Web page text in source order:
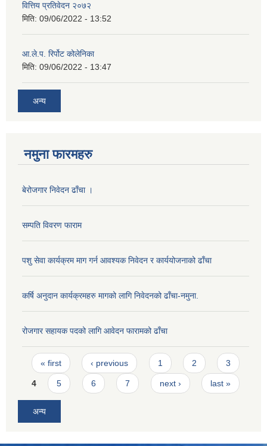
वित्तिय प्रतिवेदन २०७२
मिति: 09/06/2022 - 13:52
आ.ले.प. रिर्पोट कोलेनिका
मिति: 09/06/2022 - 13:47
अन्य
नमुना फारमहरु
बेरोजगार निवेदन ढाँचा ।
सम्पति विवरण फाराम
पशु सेवा कार्यक्रम माग गर्न आवश्यक निवेदन र कार्ययोजनाको ढाँचा
कर्षि अनुदान कार्यक्रमहरु मागको लागि निवेदनको ढाँचा-नमुना.
रोजगार सहायक पदको लागि आवेदन फारामको ढाँचा
Pages
« first ‹ previous 1 2 3
4 5 6 7 next › last »
अन्य